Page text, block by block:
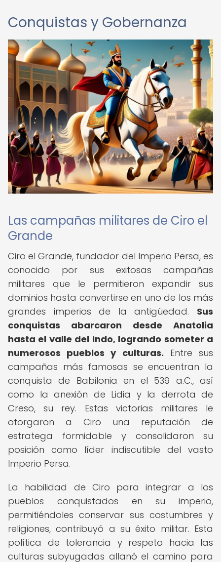
Conquistas y Gobernanza
Las campañas militares de Ciro el
Grande
Ciro el Grande, fundador del Imperio Persa, es
conocido por sus exitosas campañas
militares que le permitieron expandir sus
dominios hasta convertirse en uno de los más
grandes imperios de la antigüedad. Sus
conquistas abarcaron desde Anatolia
hasta el valle del Indo, logrando someter a
numerosos pueblos y culturas. Entre sus
campañas más famosas se encuentran la
conquista de Babilonia en el 539 a.C., así
como la anexión de Lidia y la derrota de
Creso, su rey. Estas victorias militares le
otorgaron a Ciro una reputación de
estratega formidable y consolidaron su
posición como líder indiscutible del vasto
Imperio Persa.
La habilidad de Ciro para integrar a los
pueblos conquistados en su imperio,
permitiéndoles conservar sus costumbres y
religiones, contribuyó a su éxito militar. Esta
política de tolerancia y respeto hacia las
culturas subyugadas allanó el camino para